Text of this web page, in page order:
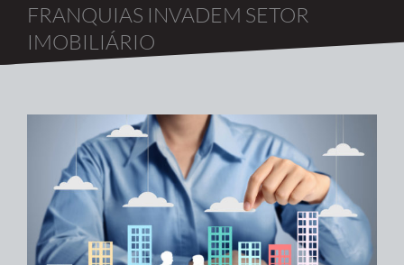
FRANQUIAS INVADEM SETOR
IMOBILIÁRIO